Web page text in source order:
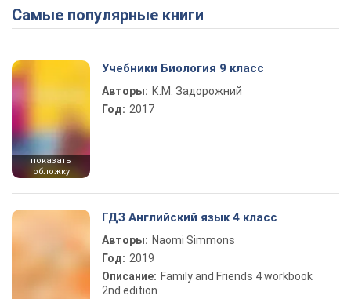
Самые популярные книги
показать
обложку
Учебники Биология 9 класс
Авторы: К.М. Задорожний
Год: 2017
ГДЗ Английский язык 4 класс
Авторы: Naomi Simmons
Год: 2019
Описание: Family and Friends 4 workbook
2nd edition